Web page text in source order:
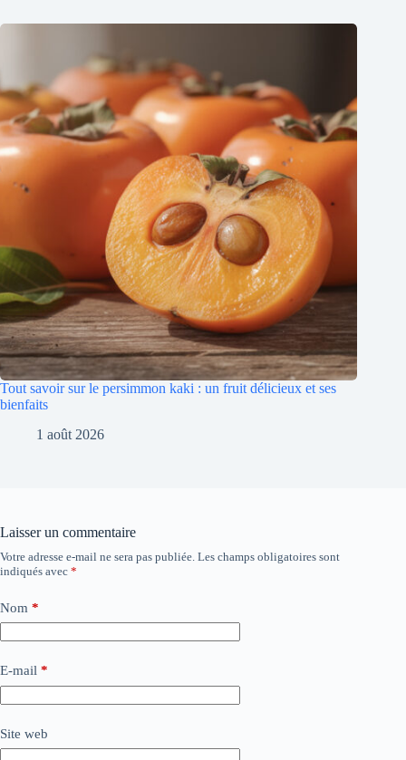
Tout savoir sur le persimmon kaki : un fruit délicieux et ses
bienfaits
1 août 2026
Laisser un commentaire
Votre adresse e-mail ne sera pas publiée. Les champs obligatoires sont
indiqués avec *
Nom *
E-mail *
Site web